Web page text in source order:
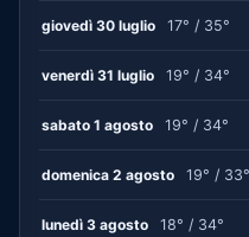
giovedì 30 luglio 17° / 35°
venerdì 31 luglio 19° / 34°
sabato 1 agosto 19° / 34°
domenica 2 agosto 19° / 33°
lunedì 3 agosto 18° / 34°